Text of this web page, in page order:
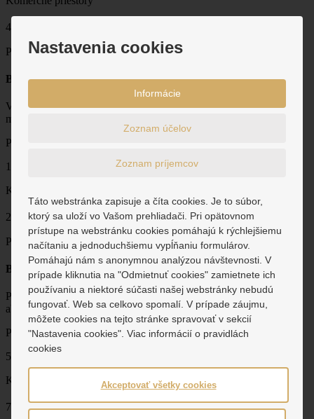
49 m
Prenajaté
Banská Bystrica
Výhodný prenájom kancelárskeho priestoru v absolútnom centre
mesta Banská Bystrica na ul ČSA24 (Námestie Slobody)
Prenájom
116€ za mesiac
Komerčné priestory
20 m 2
Prenajaté
Banská Bystrica
Ponúkame na prenájom obchodný/prevádzkový priestor v
absolútnom centre Banskej Bystrici na Dolnej ulici
Prenájom
500€ za mesiac
Komerčné priestory
70 m 2
Nastavenia cookies
Informácie
Zoznam účelov
Zoznam príjemcov
Táto webstránka zapisuje a číta cookies. Je to súbor,
ktorý sa uloží vo Vašom prehliadači. Pri opätovnom
prístupe na webstránku cookies pomáhajú k rýchlejšiemu
načítaniu a jednoduchšiemu vypĺňaniu formulárov.
Pomáhajú nám s anonymnou analýzou návštevnosti. V
prípade kliknutia na "Odmietnuť cookies" zamietnete ich
používaniu a niektoré súčasti našej webstránky nebudú
fungovať. Web sa celkovo spomalí. V prípade záujmu,
môžete cookies na tejto stránke spravovať v sekcií
"Nastavenia cookies". Viac informácií o pravidlách
cookies
Akceptovať všetky cookies